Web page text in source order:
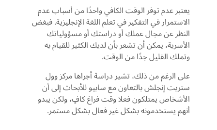
يعتبر عدم توفر الوقت الكافي واحدًا من أسباب عدم
الاستمرار في التفكير في تعلم اللغة الإنجليزية. فبغض
النظر عن مجال عملك أو دراستك أو مسؤولياتك
الأسرية، يمكن أن تشعر بأن لديك الكثير للقيام به
وتملك القليل جدًا من الوقت.
على الرغم من ذلك، تشير دراسة أجراها مركز وول
ستريت إنجلش بالتعاون مع سابيو للأبحاث إلى أن
الأشخاص يمتلكون فعلا وقت فراغ كافٍ، ولكن يبدو
أنهم يستخدمونه بشكل غير فعال بشكل مستمر.